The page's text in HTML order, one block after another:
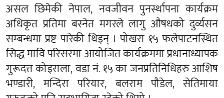
असल छिमेकी नेपाल, नवजीवन पुनर्स्थापना कार्यक्रम
अधिकृत प्रतिमा बस्नेत मगरले लागु औषधको दुर्व्यसन
सम्बन्धमा प्रष्ट पारेकी थिइन् । पोखरा १५ फलेपाटनस्थित
सिद्ध मावि परिसरमा आयोजित कार्यक्रममा प्रधानाध्यापक
गुरूदत्त कोइराला, वडा नं. १५ का जनप्रतिनिधिहरु आशिष
भण्डारी, मन्दिरा परियार, बलराम पौडेल, सेतिमाया